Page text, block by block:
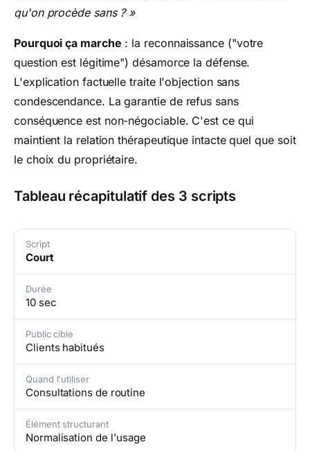
qu'on procède sans ? »
Pourquoi ça marche : la reconnaissance ("votre
question est légitime") désamorce la défense.
L'explication factuelle traite l'objection sans
condescendance. La garantie de refus sans
conséquence est non-négociable. C'est ce qui
maintient la relation thérapeutique intacte quel que soit
le choix du propriétaire.
Tableau récapitulatif des 3 scripts
Script
Court
Durée
10 sec
Public cible
Clients habitués
Quand l'utiliser
Consultations de routine
Élément structurant
Normalisation de l'usage